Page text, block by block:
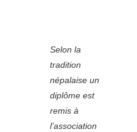
Selon la
tradition
népalaise un
diplôme est
remis à
l’association